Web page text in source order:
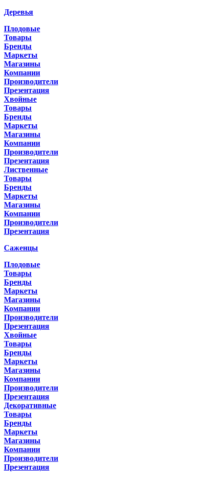
Деревья
Плодовые
Товары
Бренды
Маркеты
Магазины
Компании
Производители
Презентация
Хвойные
Товары
Бренды
Маркеты
Магазины
Компании
Производители
Презентация
Лиственные
Товары
Бренды
Маркеты
Магазины
Компании
Производители
Презентация
Саженцы
Плодовые
Товары
Бренды
Маркеты
Магазины
Компании
Производители
Презентация
Хвойные
Товары
Бренды
Маркеты
Магазины
Компании
Производители
Презентация
Декоративные
Товары
Бренды
Маркеты
Магазины
Компании
Производители
Презентация